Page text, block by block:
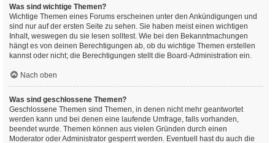
Was sind wichtige Themen?
Wichtige Themen eines Forums erscheinen unter den Ankündigungen und
sind nur auf der ersten Seite zu sehen. Sie haben meist einen wichtigen
Inhalt, weswegen du sie lesen solltest. Wie bei den Bekanntmachungen
hängt es von deinen Berechtigungen ab, ob du wichtige Themen erstellen
kannst oder nicht; die Berechtigungen stellt die Board-Administration ein.
Nach oben
Was sind geschlossene Themen?
Geschlossene Themen sind Themen, in denen nicht mehr geantwortet
werden kann und bei denen eine laufende Umfrage, falls vorhanden,
beendet wurde. Themen können aus vielen Gründen durch einen
Moderator oder Administrator gesperrt werden. Eventuell hast du auch die